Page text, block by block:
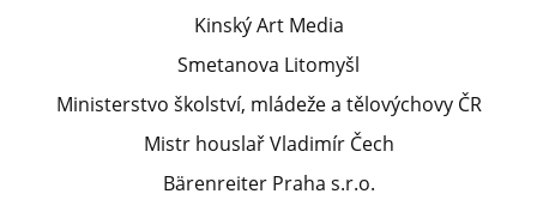
Kinský Art Media
Smetanova Litomyšl
Ministerstvo školství, mládeže a tělovýchovy ČR
Mistr houslař Vladimír Čech
Bärenreiter Praha s.r.o.